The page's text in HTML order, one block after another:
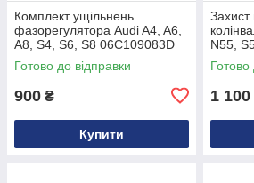
Комплект ущільнень
фазорегулятора Audi A4, A6,
A8, S4, S6, S8 06C109083D
Готово до відправки
900 ₴
Купити
Захист
N55,
Готово
1 100